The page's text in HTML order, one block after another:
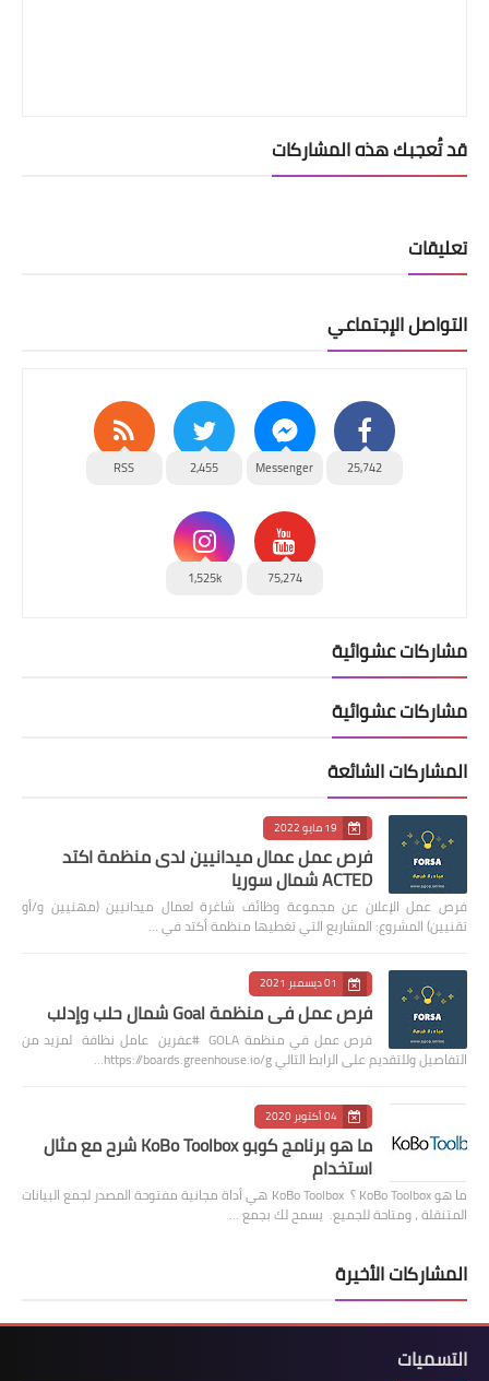
قد تُعجبك هذه المشاركات
تعليقات
التواصل الإجتماعي
25,742
Messenger
2,455
RSS
75,274
1,525k
مشاركات عشوائية
مشاركات عشوائية
المشاركات الشائعة
19 مايو 2022
فرص عمل عمال ميدانيين لدى منظمة اكتد
ACTED شمال سوريا
فرص عمل الإعلان عن مجموعة وظائف شاغرة لعمال ميدانيين (مهنيين و/أو
تقنيين) المشروع: المشاريع التي تغطيها منظمة أكتد في …
01 ديسمبر 2021
فرص عمل في منظمة Goal شمال حلب وإدلب
فرص عمل في منظمة GOLA #عفرين عامل نظافة لمزيد من
التفاصيل وللتقديم على الرابط التالي https://boards.greenhouse.io/g…
04 أكتوبر 2020
ما هو برنامج كوبو KoBo Toolbox شرح مع مثال
استخدام
ما هو KoBo Toolbox ؟ KoBo Toolbox هي أداة مجانية مفتوحة المصدر لجمع البيانات
المتنقلة ، ومتاحة للجميع. يسمح لك بجمع …
المشاركات الأخيرة
التسميات